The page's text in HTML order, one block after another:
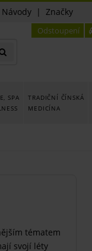
Návody | Značky
Odstoupení
SPA
TRADIČNÍ ČÍNSKÁ
MEDICÍNA
tématem
svojí léty